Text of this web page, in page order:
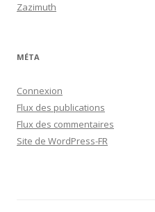
Zazimuth
MÉTA
Connexion
Flux des publications
Flux des commentaires
Site de WordPress-FR